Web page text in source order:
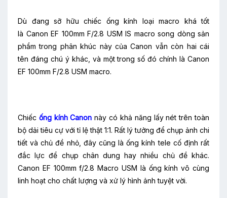
Dù đang sỡ hữu chiếc ống kính loại macro khá tốt
là Canon EF 100mm F/2.8 USM IS macro song dòng sản
phẩm trong phân khúc này của Canon vẫn còn hai cái
tên đáng chú ý khác, và một trong số đó chính là Canon
EF 100mm F/2.8 USM macro.
Chiếc ống kính Canon này có khả năng lấy nét trên toàn
bộ dải tiêu cự với tỉ lệ thật 1:1. Rất lý tưởng để chụp ảnh chi
tiết và chủ đề nhỏ, đây cũng là ống kính tele cố định rất
đắc lực để chụp chân dung hay nhiều chủ đề khác.
Canon EF 100mm f/2.8 Macro USM là ống kính vô cùng
linh hoạt cho chất lượng và xử lý hình ảnh tuyệt vời.